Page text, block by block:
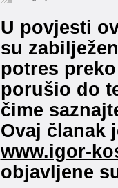
U povjesti
su
potres
porušio do
čime
Ovaj članak
www.igor-
objavljene